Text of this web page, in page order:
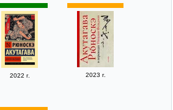
2022 г. 2023 г.